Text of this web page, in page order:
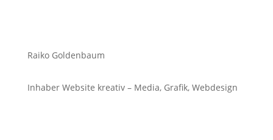
Raiko Goldenbaum
Inhaber Website kreativ – Media, Grafik, Webdesign